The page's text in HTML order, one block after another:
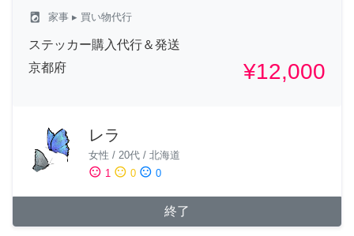
local_laundry_service 家事 ▸ 買い物代行
ステッカー購入代行＆発送
京都府
¥12,000
レラ
女性 / 20代 / 北海道
sentiment_satisfied 1 sentiment_neutral 0 sentiment_dissatisfied 0
終了